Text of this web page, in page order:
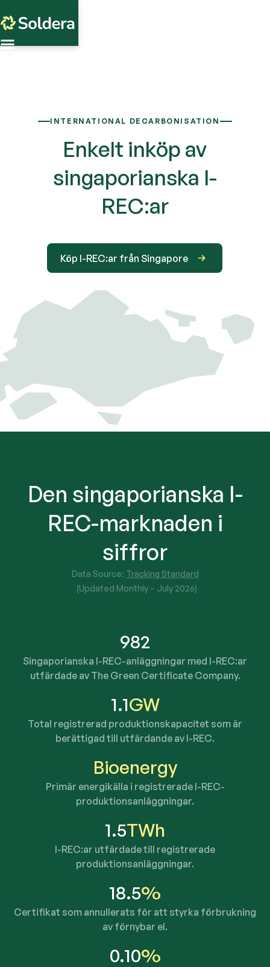
Enkelt inköp av
singaporianska I-
REC:ar
INTERNATIONAL DECARBONISATION
Köp I-REC:ar från Singapore
982
Singaporianska I-REC-anläggningar med I-REC:ar
utfärdade av The Green Certificate Company.
1.1GW
Total registrerad produktionskapacitet som är
berättigad till utfärdande av I-REC.
Bioenergy
Primär energikälla i registrerade I-REC-
produktionsanläggningar.
1.5TWh
I-REC:ar utfärdade till registrerade
produktionsanläggningar.
18.5%
Certifikat som annullerats för att styrka förbrukning
av förnybar el.
0.10%
Den singaporianska I-
REC-marknaden i
siffror
Data Source: Tracking Standard
(Updated Monthly – July 2026)